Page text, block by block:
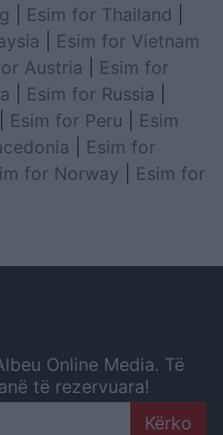
Esim for Thailand
Esim for Vietnam
Austria
Esim for
Esim for Russia
Esim for Peru
Esim
Esim for
for Norway
Esim for
Online Media. Të
të rezervuara!